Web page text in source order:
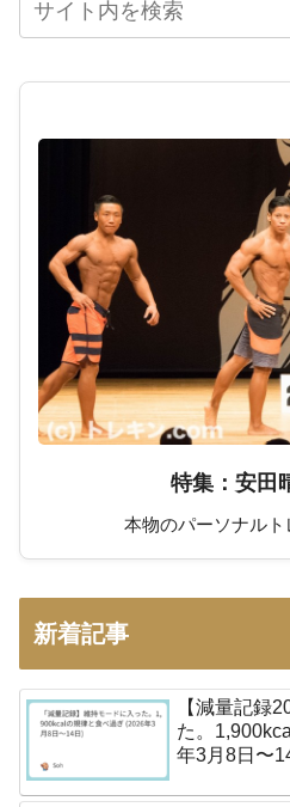
特集：安田
本物のパーソナルト
新着記事
【減量記録
た。
年3月8日〜